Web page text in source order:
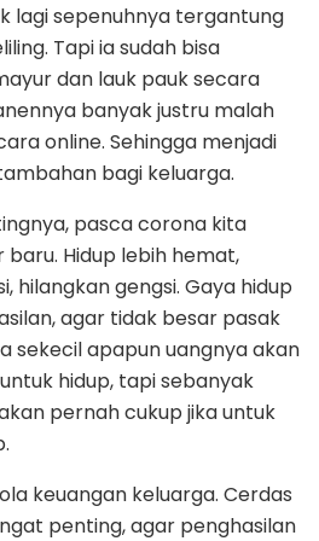
lagi sepenuhnya tergantung
Tapi ia sudah bisa
dan lauk pauk secara
banyak justru malah
online. Sehingga menjadi
bagi keluarga.
pasca corona kita
Hidup lebih hemat,
hilangkan gengsi. Gaya hidup
agar tidak besar pasak
sekecil apapun uangnya akan
hidup, tapi sebanyak
pernah cukup jika untuk
keuangan keluarga. Cerdas
penting, agar penghasilan